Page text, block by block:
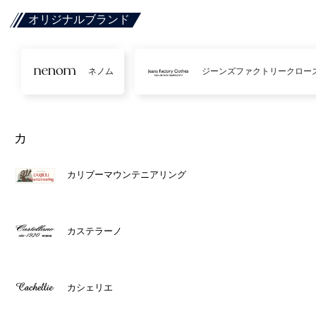
オリジナルブランド
ネノム ジーンズファクトリークロー
カ
カリブーマウンテニアリング
カステラーノ
カシェリエ